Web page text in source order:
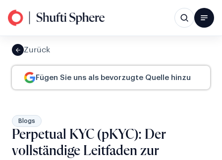
Zurück
Fügen Sie uns als bevorzugte Quelle hinzu
Blogs
Perpetual KYC (pKYC): Der
vollständige Leitfaden zur